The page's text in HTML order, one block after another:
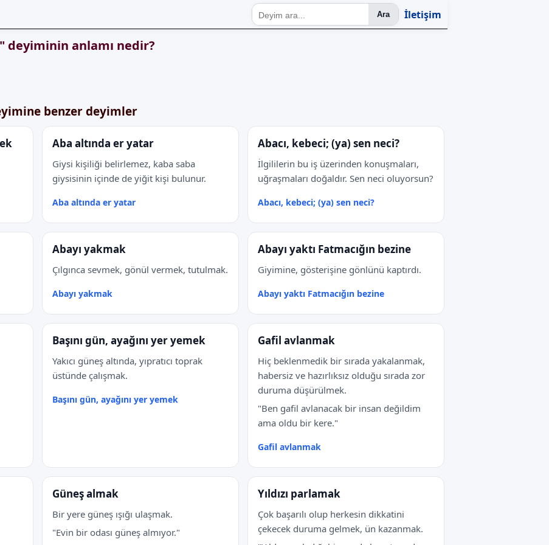
Ara İletişim
deyiminin anlamı nedir?
benzer deyimler
Aba altında er yatar
Giysi kişiliği belirlemez, kaba saba
giysisinin içinde de yiğit kişi bulunur.
Aba altında er yatar
Abacı, kebeci; (ya) sen neci?
İlgililerin bu iş üzerinden konuşmaları,
uğraşmaları doğaldır. Sen neci oluyorsun?
Abacı, kebeci; (ya) sen neci?
Abayı yakmak
Çılgınca sevmek, gönül vermek, tutulmak.
Abayı yakmak
Abayı yaktı Fatmacığın bezine
Giyimine, gösterişine gönlünü kaptırdı.
Abayı yaktı Fatmacığın bezine
Başını gün, ayağını yer yemek
Yakıcı güneş altında, yıpratıcı toprak
üstünde çalışmak.
Başını gün, ayağını yer yemek
Gafil avlanmak
Hiç beklenmedik bir sırada yakalanmak,
habersiz ve hazırlıksız olduğu sırada zor
duruma düşürülmek.
"Ben gafil avlanacak bir insan değildim
ama oldu bir kere."
Gafil avlanmak
Güneş almak
Bir yere güneş ışığı ulaşmak.
"Evin bir odası güneş almıyor."
Yıldızı parlamak
Çok başarılı olup herkesin dikkatini
çekecek duruma gelmek, ün kazanmak.